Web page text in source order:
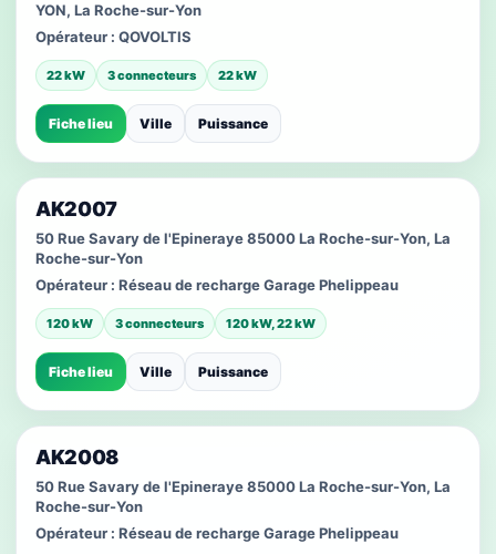
YON, La Roche-sur-Yon
Opérateur : QOVOLTIS
22 kW 3 connecteurs 22 kW
Fiche lieu Ville Puissance
AK2007
50 Rue Savary de l'Epineraye 85000 La Roche-sur-Yon, La
Roche-sur-Yon
Opérateur : Réseau de recharge Garage Phelippeau
120 kW 3 connecteurs 120 kW, 22 kW
Fiche lieu Ville Puissance
AK2008
50 Rue Savary de l'Epineraye 85000 La Roche-sur-Yon, La
Roche-sur-Yon
Opérateur : Réseau de recharge Garage Phelippeau